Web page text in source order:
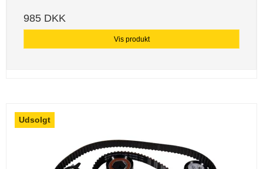
985 DKK
Vis produkt
Udsolgt